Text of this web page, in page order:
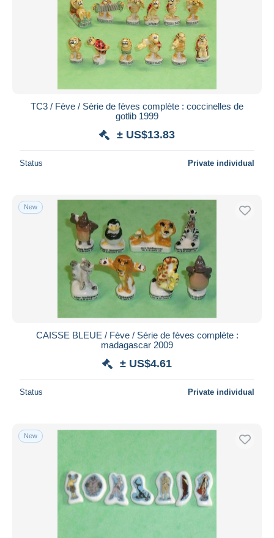
TC3 / Fève / Sèrie de fèves complète : coccinelles de
gotlib 1999
± US$13.83
Status Private individual
New
CAISSE BLEUE / Fève / Série de fèves complète :
madagascar 2009
± US$4.61
Status Private individual
New